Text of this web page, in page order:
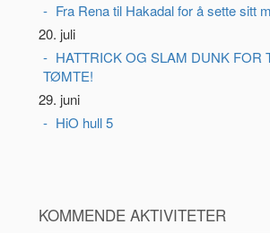
Fra Rena til Hakadal for å sette sitt
20. juli
HATTRICK OG SLAM DUNK FOR
TØMTE!
29. juni
HiO hull 5
KOMMENDE AKTIVITETER